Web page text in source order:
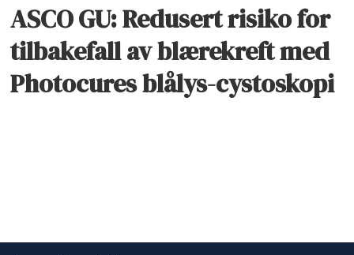
ASCO GU: Redusert risiko for
tilbakefall av blærekreft med
Photocures blålys-cystoskopi